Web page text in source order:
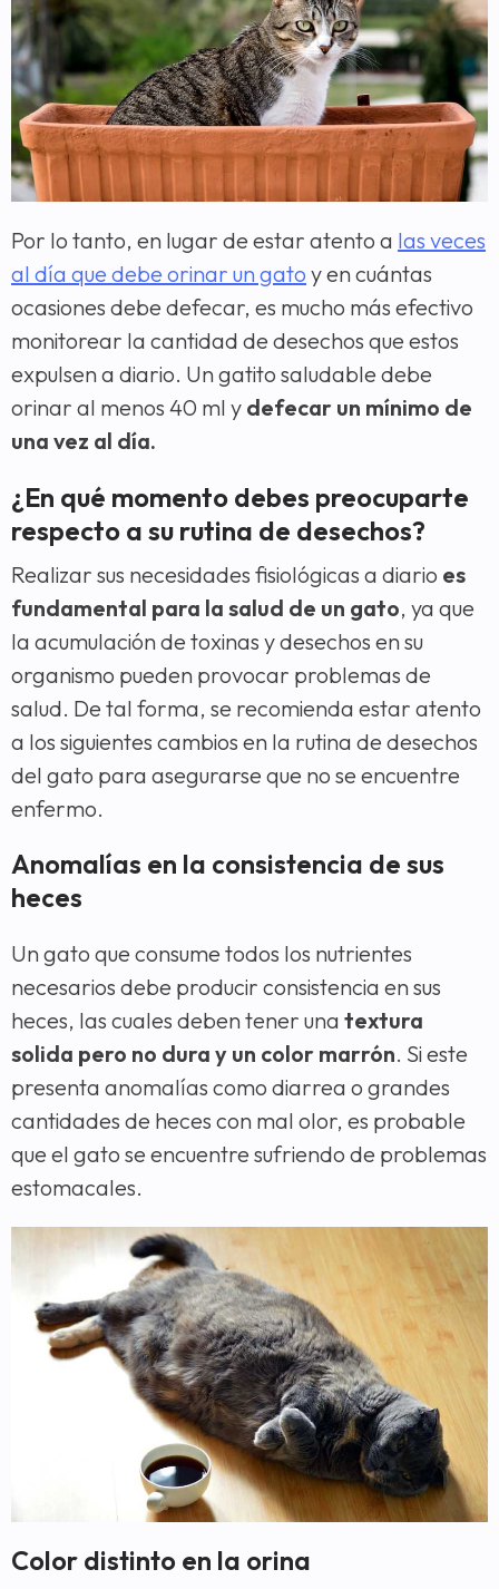
Por lo tanto, en lugar de estar atento a las veces
al día que debe orinar un gato y en cuántas
ocasiones debe defecar, es mucho más efectivo
monitorear la cantidad de desechos que estos
expulsen a diario. Un gatito saludable debe
orinar al menos 40 ml y defecar un mínimo de
una vez al día.
¿En qué momento debes preocuparte
respecto a su rutina de desechos?
Realizar sus necesidades fisiológicas a diario es
fundamental para la salud de un gato, ya que
la acumulación de toxinas y desechos en su
organismo pueden provocar problemas de
salud. De tal forma, se recomienda estar atento
a los siguientes cambios en la rutina de desechos
del gato para asegurarse que no se encuentre
enfermo.
Anomalías en la consistencia de sus
heces
Un gato que consume todos los nutrientes
necesarios debe producir consistencia en sus
heces, las cuales deben tener una textura
solida pero no dura y un color marrón. Si este
presenta anomalías como diarrea o grandes
cantidades de heces con mal olor, es probable
que el gato se encuentre sufriendo de problemas
estomacales.
Color distinto en la orina